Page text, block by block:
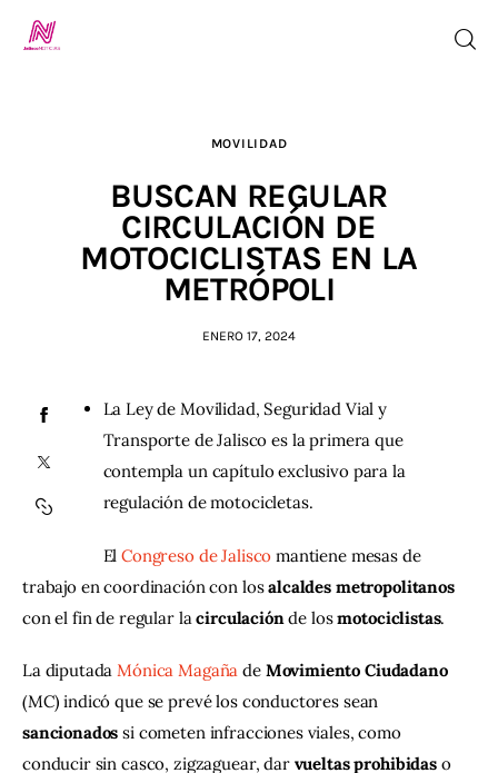
TV en Vivo
Jalisco Noticias
Programación
Jalisco RADIO / En Vivo
Nosotros
Contacto
MOVILIDAD
BUSCAN REGULAR
CIRCULACIÓN DE
MOTOCICLISTAS EN LA
METRÓPOLI
ENERO 17, 2024
La Ley de Movilidad, Seguridad Vial y
Transporte de Jalisco es la primera que
contempla un capítulo exclusivo para la
regulación de motocicletas.
El Congreso de Jalisco mantiene mesas de
trabajo en coordinación con los alcaldes metropolitanos
con el fin de regular la circulación de los motociclistas.
La diputada Mónica Magaña de Movimiento Ciudadano
(MC) indicó que se prevé los conductores sean
sancionados si cometen infracciones viales, como
conducir sin casco, zigzaguear, dar vueltas prohibidas o